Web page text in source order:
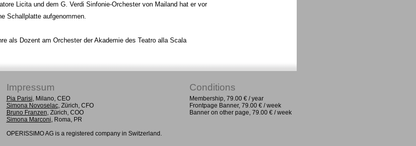
Licita und dem G. Verdi Sinfonie-Orchester von Mailand hat er vor
Schallplatte aufgenommen.
als Dozent am Orchester der Akademie des Teatro alla Scala
Impressum Conditions
Pia Parisi, Milano, CEO
Simona Novoselac, Zürich, CFO
Bruno Franzen, Zürich, COO
Simona Marconi, Roma, PR
OPERISSIMO AG is a registered company in Switzerland.
Membership, 79.00 € / year
Frontpage Banner, 79.00 € / week
Banner on other page, 79.00 € / week